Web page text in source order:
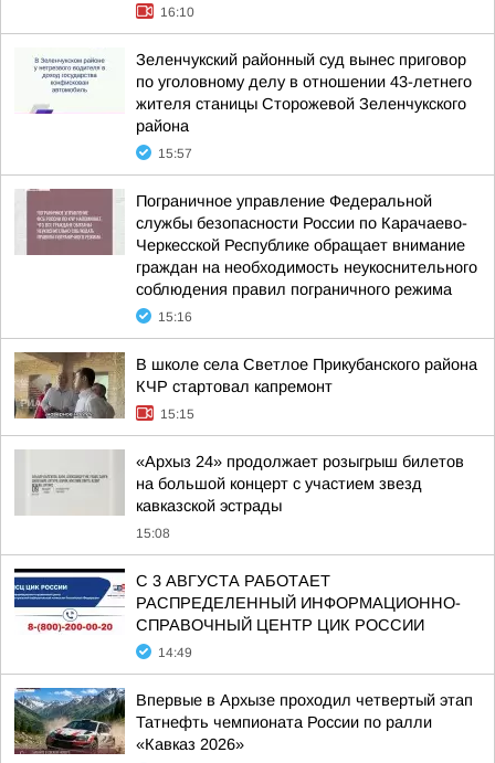
16:10
Зеленчукский районный суд вынес приговор
по уголовному делу в отношении 43-летнего
жителя станицы Сторожевой Зеленчукского
района
15:57
Пограничное управление Федеральной
службы безопасности России по Карачаево-
Черкесской Республике обращает внимание
граждан на необходимость неукоснительного
соблюдения правил пограничного режима
15:16
В школе села Светлое Прикубанского района
КЧР стартовал капремонт
15:15
«Архыз 24» продолжает розыгрыш билетов
на большой концерт с участием звезд
кавказской эстрады
15:08
С 3 АВГУСТА РАБОТАЕТ
РАСПРЕДЕЛЕННЫЙ ИНФОРМАЦИОННО-
СПРАВОЧНЫЙ ЦЕНТР ЦИК РОССИИ
14:49
Впервые в Архызе проходил четвертый этап
Татнефть чемпионата России по ралли
«Кавказ 2026»